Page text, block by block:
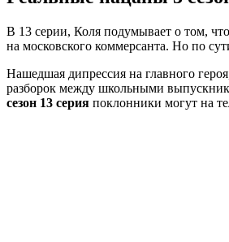
В 13 серии, Коля подумывает о том,
на московского коммерсанта. Но по
Нашедшая дипрессия на главного
разборок между школьными
сезон 13 серия поклонники могут на